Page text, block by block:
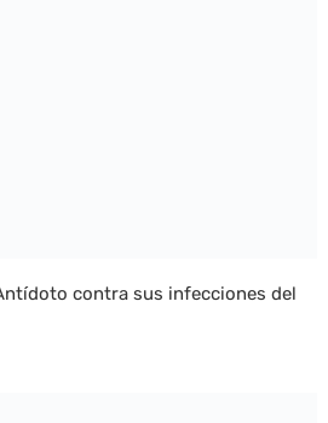
contra sus infecciones del